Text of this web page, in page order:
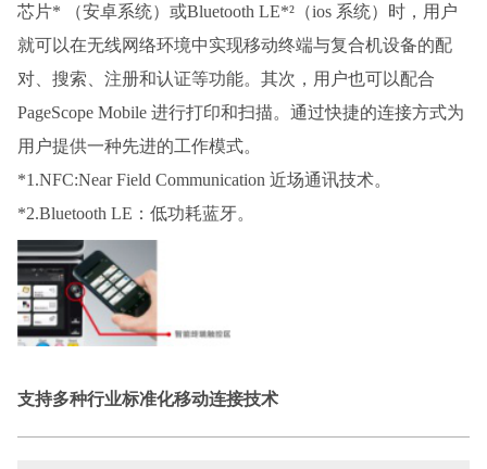
芯片* （安卓系统）或Bluetooth LE*²（ios 系统）时，用户
就可以在无线网络环境中实现移动终端与复合机设备的配
对、搜索、注册和认证等功能。其次，用户也可以配合
PageScope Mobile 进行打印和扫描。通过快捷的连接方式为
用户提供一种先进的工作模式。
*1.NFC:Near Field Communication 近场通讯技术。
*2.Bluetooth LE：低功耗蓝牙。
支持多种行业标准化移动连接技术